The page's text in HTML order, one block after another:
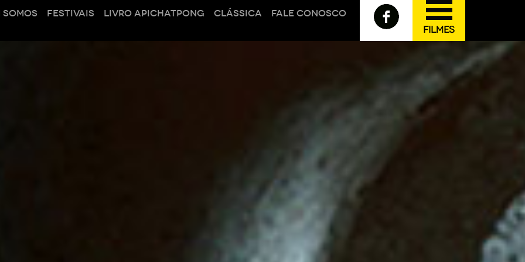
SOMOS FESTIVAIS LIVRO APICHATPONG CLÁSSICA FALE CONOSCO